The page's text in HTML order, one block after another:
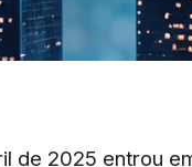
de 2025 entrou